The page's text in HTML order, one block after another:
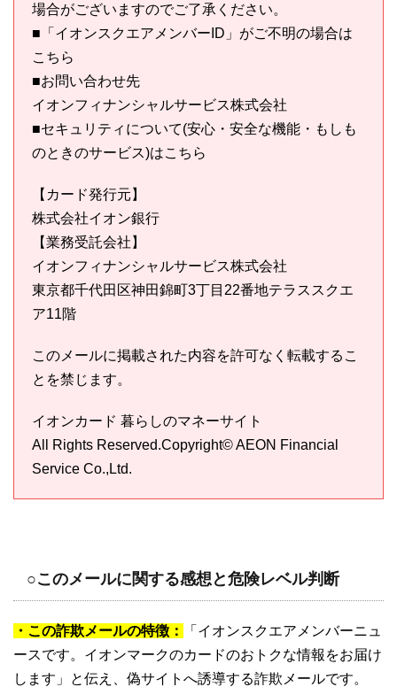
場合がございますのでご了承ください。
■「イオンスクエアメンバーID」がご不明の場合は
こちら
■お問い合わせ先
イオンフィナンシャルサービス株式会社
■セキュリティについて(安心・安全な機能・もしも
のときのサービス)はこちら
【カード発行元】
株式会社イオン銀行
【業務受託会社】
イオンフィナンシャルサービス株式会社
東京都千代田区神田錦町3丁目22番地テラススクエ
ア11階
このメールに掲載された内容を許可なく転載するこ
とを禁じます。
イオンカード 暮らしのマネーサイト
All Rights Reserved.Copyright© AEON Financial
Service Co.,Ltd.
○このメールに関する感想と危険レベル判断
・この詐欺メールの特徴：
「イオンスクエアメンバーニュ
ースです。イオンマークのカードのおトクな情報をお届け
します」と伝え、偽サイトへ誘導する詐欺メールです。